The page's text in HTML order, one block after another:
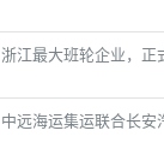
浙江最大班轮企业，正
中远海运集运联合长安